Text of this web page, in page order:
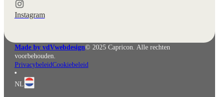
Instagram
Made by vdVwebdesign© 2025 Capricon. Alle rechten
voorbehouden.
PrivacybeleidCookiebeleid
NL